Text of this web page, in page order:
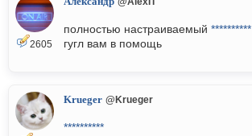
2605
полностью настраиваемый **********
гугл вам в помощь
Krueger @Krueger
**********